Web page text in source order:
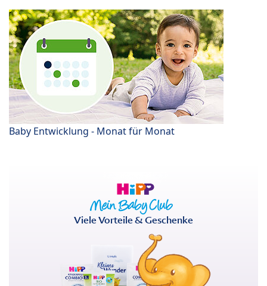
Baby Entwicklung - Monat für Monat
Viele Vorteile & Geschenke